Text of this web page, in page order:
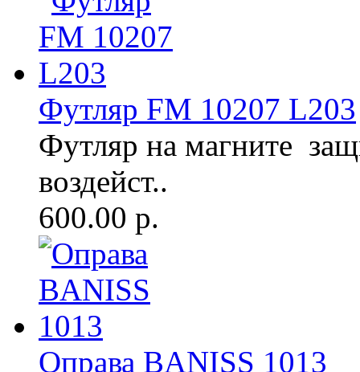
Футляр FM 10207 L203
Футляр на магните
воздейст..
600.00 р.
Оправа BANISS 1013